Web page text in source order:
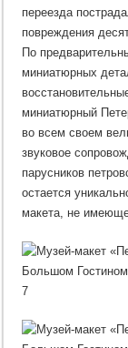
переезда
повреждения
По
миниатюрных
миниатюрный
во всем своем
звуковое
парусников
остается
макета, не